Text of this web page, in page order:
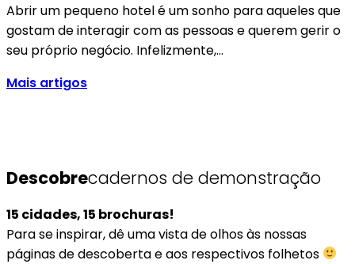
Abrir um pequeno hotel é um sonho para aqueles que
gostam de interagir com as pessoas e querem gerir o
seu próprio negócio. Infelizmente,…
Mais artigos
Descobrecadernos de demonstração
15 cidades, 15 brochuras!
Para se inspirar, dê uma vista de olhos às nossas
páginas de descoberta e aos respectivos folhetos